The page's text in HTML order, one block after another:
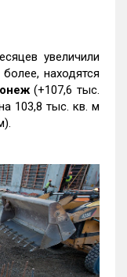
увеличили
находятся
(+107,6 тыс.
103,8 тыс. кв. м